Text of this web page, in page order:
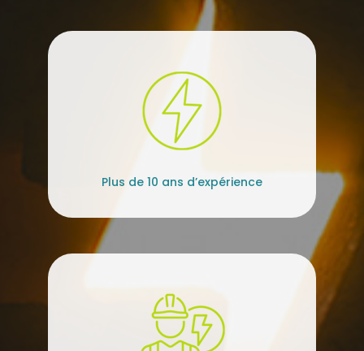
Plus de 10 ans d’expérience